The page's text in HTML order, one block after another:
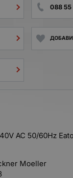
088 55
AC 50/60Hz
Moeller